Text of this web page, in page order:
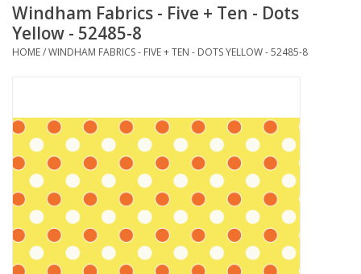
Nieuws
Herfst & Halloween
Laatste Kans
Cadeaubonnen
Nanno Blog
Windham Fabrics - Five + Ten - Dots
Yellow - 52485-8
HOME/WINDHAM FABRICS - FIVE + TEN - DOTS YELLOW - 52485-8